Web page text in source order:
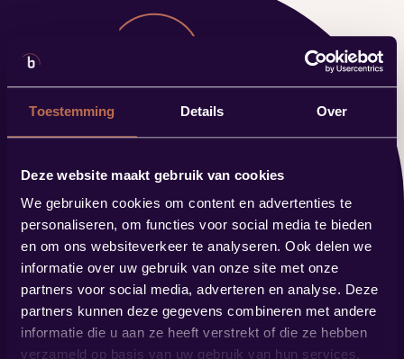
Toestemming Details Over
Deze website maakt gebruik van cookies
We gebruiken cookies om content en advertenties te
personaliseren, om functies voor social media te bieden
en om ons websiteverkeer te analyseren. Ook delen we
informatie over uw gebruik van onze site met onze
partners voor social media, adverteren en analyse. Deze
partners kunnen deze gegevens combineren met andere
informatie die u aan ze heeft verstrekt of die ze hebben
verzameld op basis van uw gebruik van hun services.
Contact
verkoop@bestbybest.nl
0485 57 14 88
Showroom
Steenstraat 144
5831 JK Boxmeer